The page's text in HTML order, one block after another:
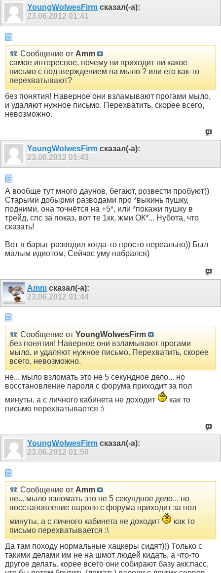
YoungWolwesFirm сказал(-а):
23.06.2012 01:41
Сообщение от Amm
самое интересное, почему ни приходит ни какое
письмо с подтверждением на мыло ? или его как-то
перехватывают?
без понятия! Наверное они взламывают прогами мыло,
и удаляют нужное письмо. Перехватить, скорее всего,
невозможно.
YoungWolwesFirm сказал(-а):
23.06.2012 01:43
А вообще тут много даунов, бегают, розвести пробуют))
Старыми добырми разводами про *выкинь пушку,
подними, она точнётся на +5*, или *покажи пушку в
трейд, спс за показ, вот те 1кк, жми ОК*... Нубота, что
сказать!
Вот я барыг разводил когда-то просто нереально)) Был
малым идиотом, Сейчас уму набрался)
Amm сказал(-а):
23.06.2012 01:44
Сообщение от YoungWolwesFirm
без понятия! Наверное они взламывают прогами
мыло, и удаляют нужное письмо. Перехватить, скорее
всего, невозможно.
не... мыло взломать это не 5 секундное дело... но
восстановление пароля с форума приходит за пол
минуты, а с личного кабинета не доходит
как то
письмо перехватывается :\
YoungWolwesFirm сказал(-а):
23.06.2012 01:50
Сообщение от Amm
не... мыло взломать это не 5 секундное дело... но
восстановление пароля с форума приходит за пол
минуты, а с личного кабинета не доходит
как то
письмо перехватывается :\
Да там походу нормальные хацкеры сидят))) Только с
такими делами им не на шмот людей кидать, а что-то
другое делать. корее всего они собирают базу акк:пасс,